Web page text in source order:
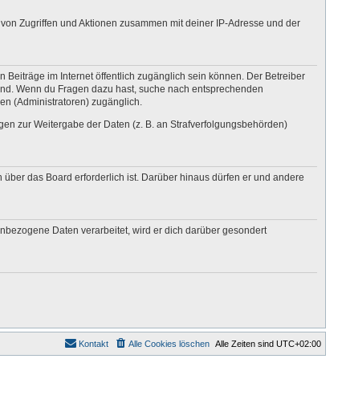
Zugriffen und Aktionen zusammen mit deiner IP-Adresse und der
im Internet öffentlich zugänglich sein können. Der Betreiber
Wenn du Fragen dazu hast, suche nach entsprechenden
(Administratoren) zugänglich.
zur Weitergabe der Daten (z. B. an Strafverfolgungsbehörden)
das Board erforderlich ist. Darüber hinaus dürfen er und andere
Daten verarbeitet, wird er dich darüber gesondert
Alle Zeiten sind UTC+02:00
Alle Cookies löschen
Kontakt